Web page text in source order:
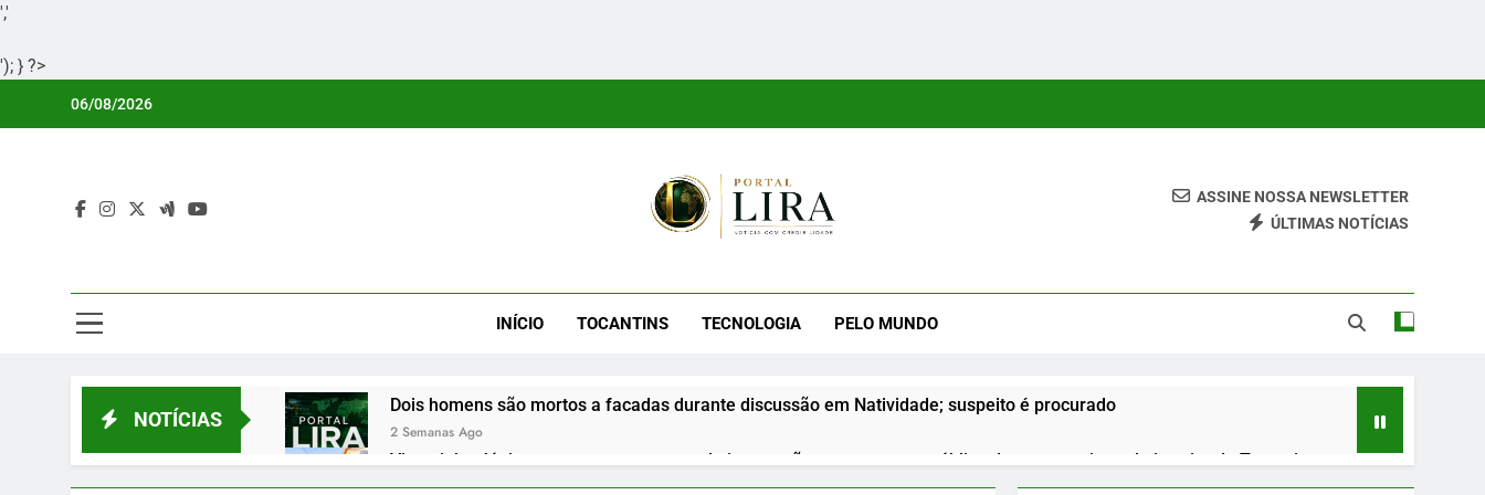
','
'); } ?>
06/08/2026
E Uma Boa Experiência Para O Leitor.
ASSINE NOSSA NEWSLETTER
ÚLTIMAS NOTÍCIAS
INÍCIO TOCANTINS TECNOLOGIA PELO MUNDO
NOTÍCIAS
Dois homens são mortos a facadas durante discussão em Natividade; suspeito é procurado
2 Semanas Ago
Vicentinho Júnior apresenta propostas de integração na segurança pública durante roteiro pelo interior do Tocantins
2 Semanas Ago